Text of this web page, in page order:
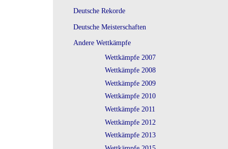
Deutsche Rekorde
Deutsche Meisterschaften
Andere Wettkämpfe
Wettkämpfe 2007
Wettkämpfe 2008
Wettkämpfe 2009
Wettkämpfe 2010
Wettkämpfe 2011
Wettkämpfe 2012
Wettkämpfe 2013